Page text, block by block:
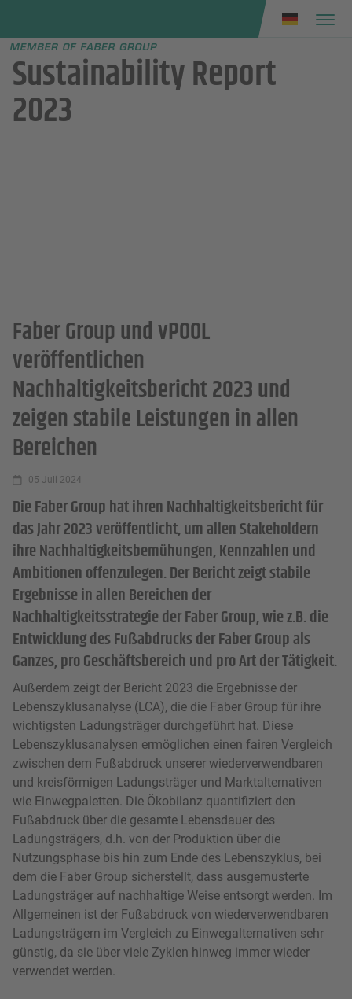
menu
Sustainability Report
2023
Faber Group und vPOOL
veröffentlichen
Nachhaltigkeitsbericht 2023 und
zeigen stabile Leistungen in allen
Bereichen
05 Juli 2024
Die Faber Group hat ihren Nachhaltigkeitsbericht für
das Jahr 2023 veröffentlicht, um allen Stakeholdern
ihre Nachhaltigkeitsbemühungen, Kennzahlen und
Ambitionen offenzulegen. Der Bericht zeigt stabile
Ergebnisse in allen Bereichen der
Nachhaltigkeitsstrategie der Faber Group, wie z.B. die
Entwicklung des Fußabdrucks der Faber Group als
Ganzes, pro Geschäftsbereich und pro Art der Tätigkeit.
Außerdem zeigt der Bericht 2023 die Ergebnisse der
Lebenszyklusanalyse (LCA), die die Faber Group für ihre
wichtigsten Ladungsträger durchgeführt hat. Diese
Lebenszyklusanalysen ermöglichen einen fairen Vergleich
zwischen dem Fußabdruck unserer wiederverwendbaren
und kreisförmigen Ladungsträger und Marktalternativen
wie Einwegpaletten. Die Ökobilanz quantifiziert den
Fußabdruck über die gesamte Lebensdauer des
Ladungsträgers, d.h. von der Produktion über die
Nutzungsphase bis hin zum Ende des Lebenszyklus, bei
dem die Faber Group sicherstellt, dass ausgemusterte
Ladungsträger auf nachhaltige Weise entsorgt werden. Im
Allgemeinen ist der Fußabdruck von wiederverwendbaren
Ladungsträgern im Vergleich zu Einwegalternativen sehr
günstig, da sie über viele Zyklen hinweg immer wieder
verwendet werden.